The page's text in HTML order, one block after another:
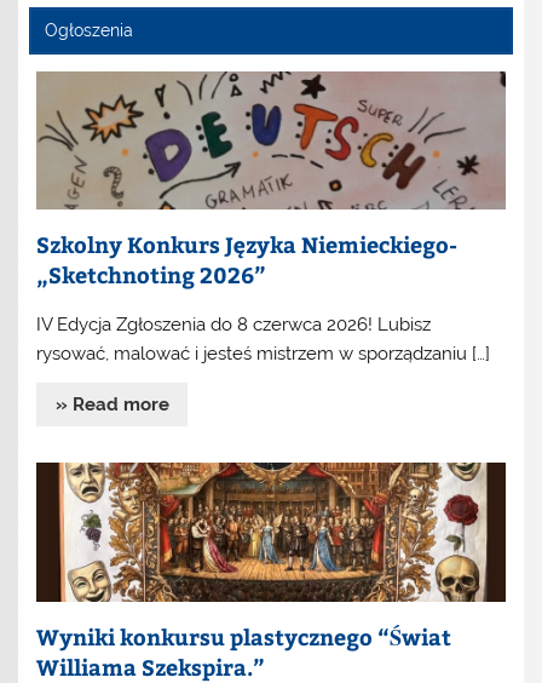
Ogłoszenia
Szkolny Konkurs Języka Niemieckiego-
„Sketchnoting 2026”
IV Edycja Zgłoszenia do 8 czerwca 2026! Lubisz
rysować, malować i jesteś mistrzem w sporządzaniu […]
» Read more
Wyniki konkursu plastycznego “Świat
Williama Szekspira.”